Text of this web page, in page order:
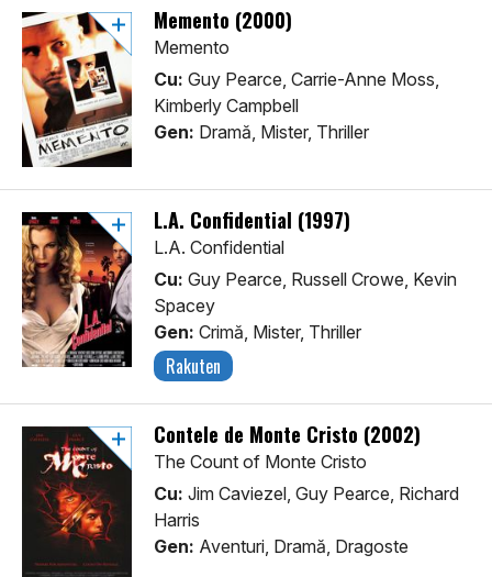
Memento (2000)
Memento
Cu: Guy Pearce, Carrie-Anne Moss,
Kimberly Campbell
Gen: Dramă, Mister, Thriller
L.A. Confidential (1997)
L.A. Confidential
Cu: Guy Pearce, Russell Crowe, Kevin
Spacey
Gen: Crimă, Mister, Thriller
Rakuten
Contele de Monte Cristo (2002)
The Count of Monte Cristo
Cu: Jim Caviezel, Guy Pearce, Richard
Harris
Gen: Aventuri, Dramă, Dragoste